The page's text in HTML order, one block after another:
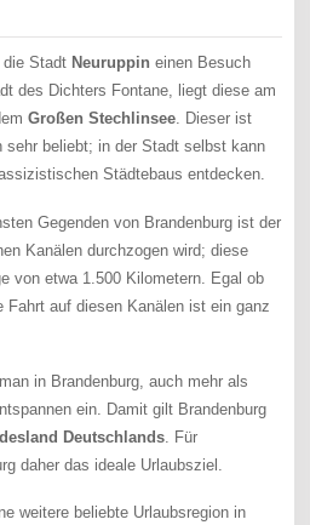
die Stadt Neuruppin einen Besuch
des Dichters Fontane, liegt diese am
Großen Stechlinsee. Dieser ist
sehr beliebt; in der Stadt selbst kann
Städtebaus entdecken.
Gegenden von Brandenburg ist der
Kanälen durchzogen wird; diese
von etwa 1.500 Kilometern. Egal ob
Fahrt auf diesen Kanälen ist ein ganz
in Brandenburg, auch mehr als
ein. Damit gilt Brandenburg
Deutschlands . Für
daher das ideale Urlaubsziel.
weitere beliebte Urlaubsregion in